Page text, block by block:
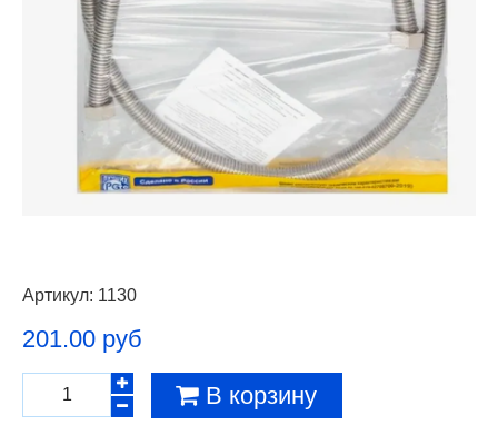
Артикул: 1130
201.00 руб
В корзину